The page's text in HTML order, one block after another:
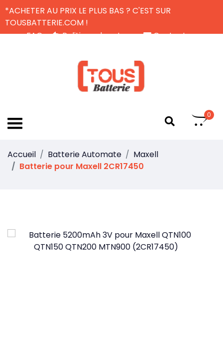
*ACHETER AU PRIX LE PLUS BAS ? C'EST SUR
TOUSBATTERIE.COM !
FAQ
Politique de retour
Contactez-nous
0
Accueil Batterie Automate
Maxell
Batterie pour Maxell 2CR17450